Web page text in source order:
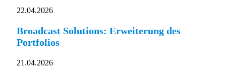
22.04.2026
Broadcast Solutions: Erweiterung des
Portfolios
21.04.2026